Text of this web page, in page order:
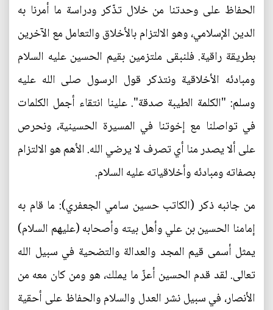
الحفاظ على وحدتنا من خلال تذّكر ودراسة ما أمرنا به
الدين الإسلامي، وهو الالتزام بالأخلاق والتعامل مع الآخرين
بطريقة راقية. فلنبقى ملتزمين بقيم الحسين عليه السلام
ومبادئه الأخلاقية ونتذكر قول الرسول صلى الله عليه
وسلم: "الكلمة الطيبة صدقة". علينا انتقاء أجمل الكلمات
في تواصلنا مع إخوتنا في المسيرة الحسينية، ونحرص
على ألا يصدر منا أي تصرف لا يرضي الله. الأهم هو الالتزام
بصفاته ومبادئه وأخلاقياته عليه السلام.
من جانبه ذكر (الكاتب حسين سامي الجعفري): ما قام به
إمامنا الحسين بن علي وأهل بيته وأصحابه (عليهم السلام)
يمثل أسمى قيم المجد والعدالة والتضحية في سبيل الله
تعالى. لقد قدم الحسين أعزّ ما يملك، هو ومن كان معه من
الأنصار، في سبيل نشر العدل والسلام والحفاظ على أحقية